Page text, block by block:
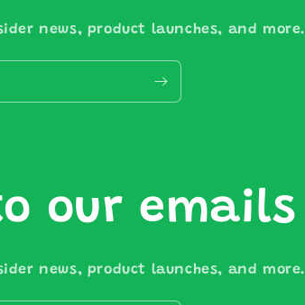
news, product launches, and more.
our emails
news, product launches, and more.